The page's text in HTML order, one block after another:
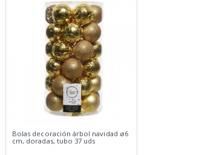
Bolas decoración árbol navidad ø6
cm, doradas, tubo 37 uds